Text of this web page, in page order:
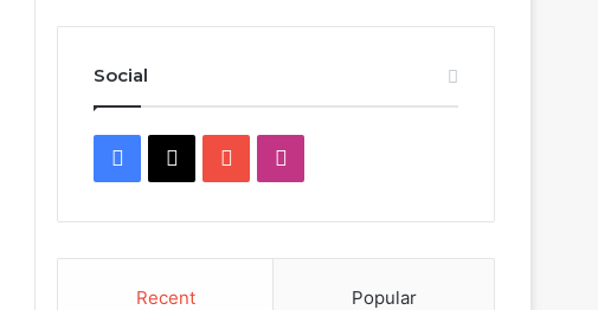
Social
Facebook
X YouTube
Recent Popular